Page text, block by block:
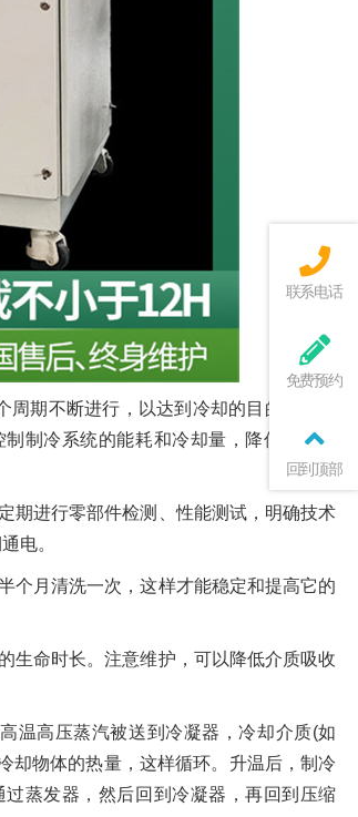
期不断进行，以达到冷却的目的。制冷
制冷系统的能耗和冷却量，降低运行成
期进行零部件检测、性能测试，明确技术
电。
个月清洗一次，这样才能稳定和提高它的
生命时长。注意维护，可以降低介质吸收
温高压蒸汽被送到冷凝器，冷却介质(如
却物体的热量，这样循环。升温后，制冷
蒸发器，然后回到冷凝器，再回到压缩
联系电话
免费预约
回到顶部